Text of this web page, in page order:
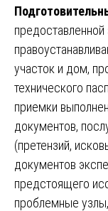
участок и дом,
технического
приемки
документов,
(претензий,
документов
предстоящего
проблемные